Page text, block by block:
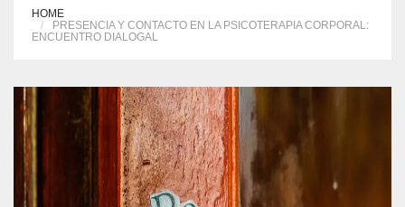
HOME
PRESENCIA Y CONTACTO EN LA PSICOTERAPIA CORPORAL:
ENCUENTRO DIALOGAL